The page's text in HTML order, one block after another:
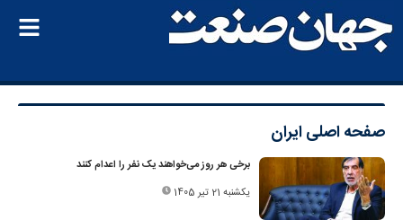
صفحه اصلیایران
برخی هر روز می‌خواهند یک نفر را اعدام کنند
یکشنبه 21 تیر 1405